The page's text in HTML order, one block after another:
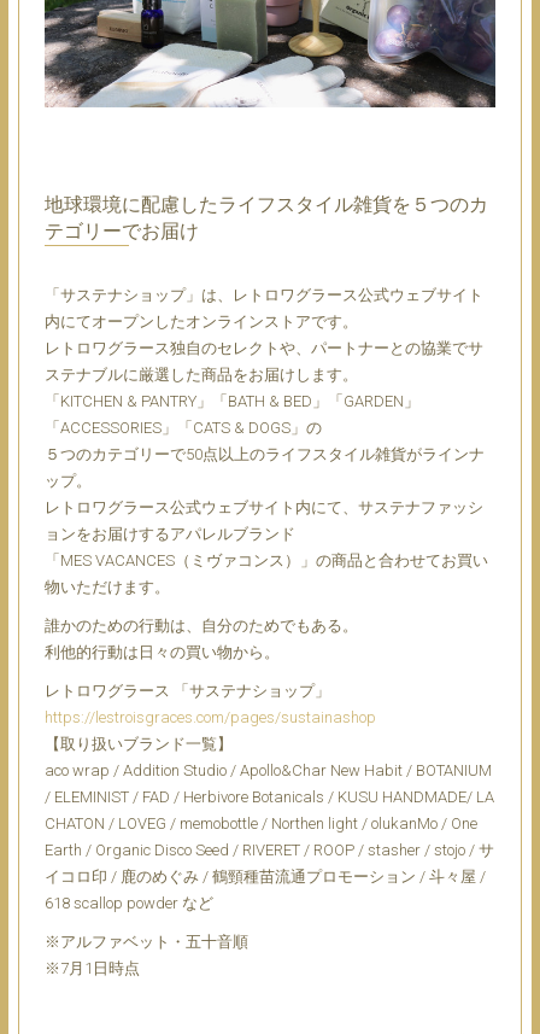
地球環境に配慮したライフスタイル雑貨を５つのカ
テゴリーでお届け
「サステナショップ」は、レトロワグラース公式ウェブサイト
内にてオープンしたオンラインストアです。
レトロワグラース独自のセレクトや、パートナーとの協業でサ
ステナブルに厳選した商品をお届けします。
「KITCHEN & PANTRY」「BATH & BED」「GARDEN」
「ACCESSORIES」「CATS & DOGS」の
５つのカテゴリーで50点以上のライフスタイル雑貨がラインナ
ップ。
レトロワグラース公式ウェブサイト内にて、サステナファッシ
ョンをお届けするアパレルブランド
「MES VACANCES（ミヴァコンス）」の商品と合わせてお買い
物いただけます。
誰かのための行動は、自分のためでもある。
利他的行動は日々の買い物から。
レトロワグラース 「サステナショップ」
https://lestroisgraces.com/pages/sustainashop
【取り扱いブランド一覧】
aco wrap / Addition Studio / Apollo&Char New Habit / BOTANIUM
/ ELEMINIST / FAD / Herbivore Botanicals / KUSU HANDMADE/ LA
CHATON / LOVEG / memobottle / Northen light / olukanMo / One
Earth / Organic Disco Seed / RIVERET / ROOP / stasher / stojo / サ
イコロ印 / 鹿のめぐみ / 鶴頸種苗流通プロモーション / 斗々屋 /
618 scallop powder など
※アルファベット・五十音順
※7月1日時点